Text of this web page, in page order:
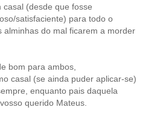
casal (desde que fosse
satisfaciente) para todo o
alminhas do mal ficarem a morder
bom para ambos,
casal (se ainda puder aplicar-se)
enquanto pais daquela
querido Mateus.